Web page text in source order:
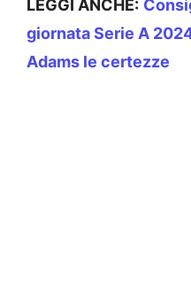
LEGGI ANCHE:
giornata Serie A
Adams le certezze